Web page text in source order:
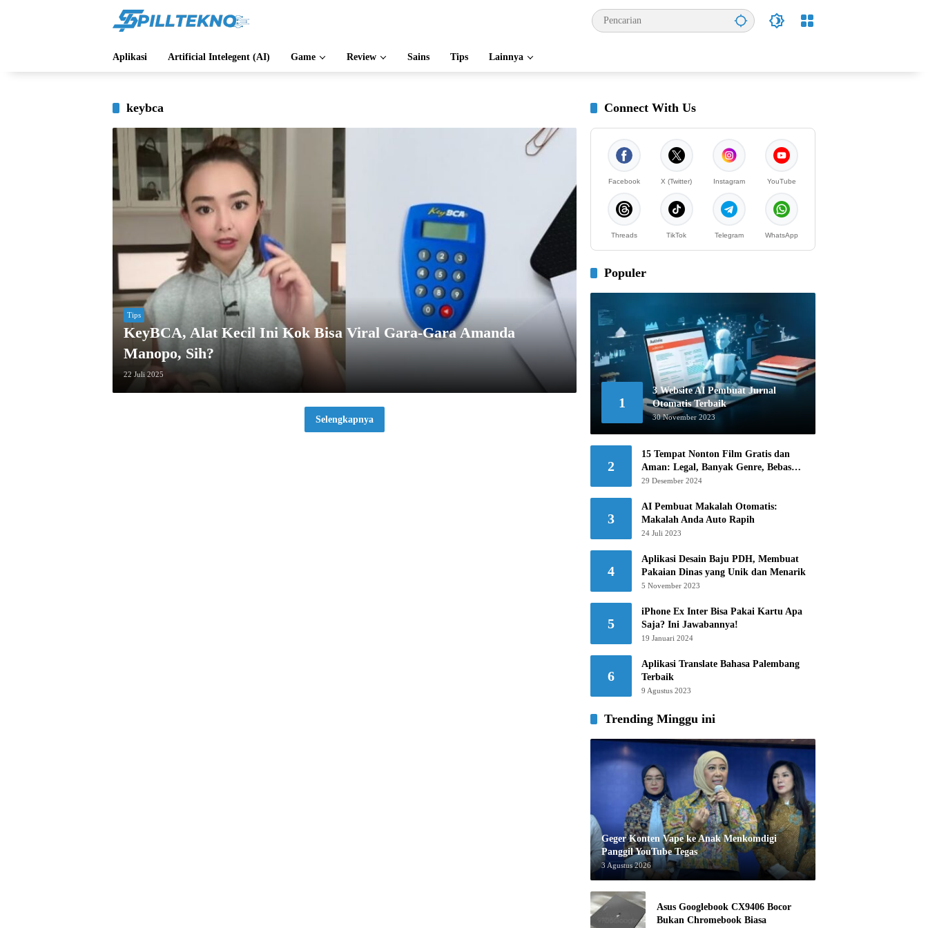
Aplikasi Artificial Intelegent (AI) Game Review Sains Tips Lainnya
keybca
Tips
KeyBCA, Alat Kecil Ini Kok Bisa Viral Gara-Gara Amanda
Manopo, Sih?
22 Juli 2025
Selengkapnya
Connect With Us
Facebook X (Twitter) Instagram YouTube
Threads TikTok Telegram WhatsApp
Populer
1
3 Website AI Pembuat Jurnal
Otomatis Terbaik
30 November 2023
2
15 Tempat Nonton Film Gratis dan
Aman: Legal, Banyak Genre, Bebas
Khawatir!
29 Desember 2024
3
AI Pembuat Makalah Otomatis:
Makalah Anda Auto Rapih
24 Juli 2023
4
Aplikasi Desain Baju PDH, Membuat
Pakaian Dinas yang Unik dan Menarik
5 November 2023
5
iPhone Ex Inter Bisa Pakai Kartu Apa
Saja? Ini Jawabannya!
19 Januari 2024
6
Aplikasi Translate Bahasa Palembang
Terbaik
9 Agustus 2023
Trending Minggu ini
Geger Konten Vape ke Anak Menkomdigi
Panggil YouTube Tegas
3 Agustus 2026
Asus Googlebook CX9406 Bocor
Bukan Chromebook Biasa